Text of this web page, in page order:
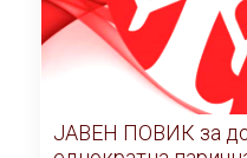
ЈАВЕН ПОВИК за доделување на